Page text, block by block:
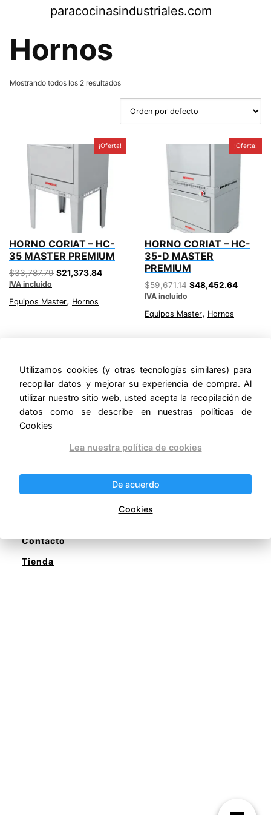
contenido
paracocinasindustriales.com
Hornos
Mostrando todos los 2 resultados
¡Oferta!
HORNO CORIAT – HC-
35 MASTER PREMIUM
$33,787.79 Original
was:
$33,787.79.
$21,373.84Current
$21,373.84.
IVA incluido
Equipos Master, Hornos
¡Oferta!
HORNO CORIAT – HC-
35-D MASTER
PREMIUM
$59,671.14 Original
$59,671.14.
$48,452.64Current
IVA incluido
Equipos Master, Hornos
Buscar
Politicas de Privacidad
Contacto
Tienda
Utilizamos cookies (y otras tecnologías similares) para
recopilar datos y mejorar su experiencia de compra. Al
utilizar nuestro sitio web, usted acepta la recopilación de
datos como se describe en nuestras políticas de
Cookies
Lea nuestra política de cookies
De acuerdo
Cookies